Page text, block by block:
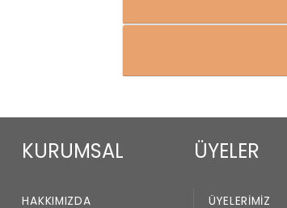
KURUMSAL
HAKKIMIZDA
ÜYELER
ÜYELERIMIZ